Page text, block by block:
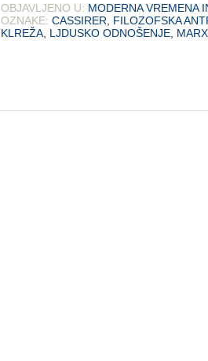
OBJAVLJENO U: MODERNA VREMENA
OZNAKE: CASSIRER FILOZOFSKA
KLREŽA LJDUSKO ODNOŠENJE MARX